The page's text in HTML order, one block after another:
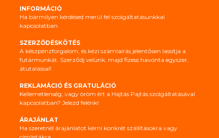
INFORMÁCIÓ
Ha bármilyen kérdésed merül fel szolgáltatásunkkal
kapcsolatban.
SZERZŐDÉSKÖTÉS
A készpénzforgalom, és kézi számlaírás jelentősen lassítja a
futármunkát. Szerződj velünk, majd fizess havonta egyszer,
átutalással!
REKLAMÁCIÓ ÉS GRATULÁCIÓ
Kellemetlenség, vagy öröm ért a Hajtás Pajtás szolgáltatásával
kapcsolatban? Jelezd felénk!
ÁRAJÁNLAT
Ha szeretnél árajánlatot kérni konkrét szállításokra vagy